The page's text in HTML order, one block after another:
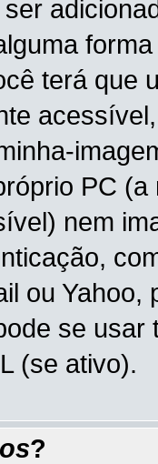
terá que
PC
nem
ou
se
(se ativo).
?